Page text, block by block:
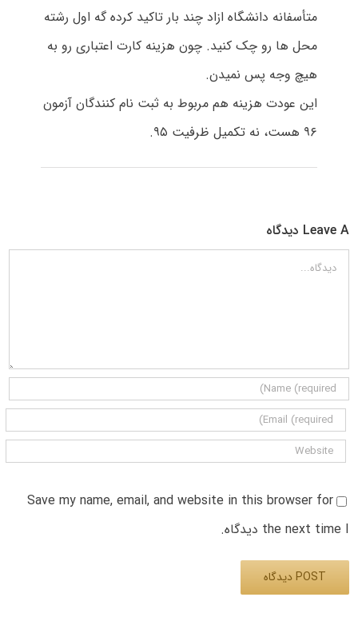
متأسفانه دانشگاه ازاد چند بار تاکید کرده گه اول رشته
محل ها رو چک کنید. چون هزینه کارت اعتباری رو به
هیچ وجه پس نمیدن.
این عودت هزینه هم مربوط به ثبت نام کنندگان آزمون
۹۶ هست، نه تکمیل ظرفیت ۹۵.
Leave A دیدگاه
دیدگاه
Save my name, email, and website in this browser for
the next time I دیدگاه.